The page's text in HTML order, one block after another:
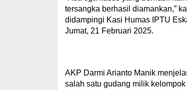
tersangka berhasil diamankan,”
didampingi Kasi Humas IPTU
Jumat, 21 Februari 2025.
AKP Darmi Arianto Manik
salah satu gudang milik